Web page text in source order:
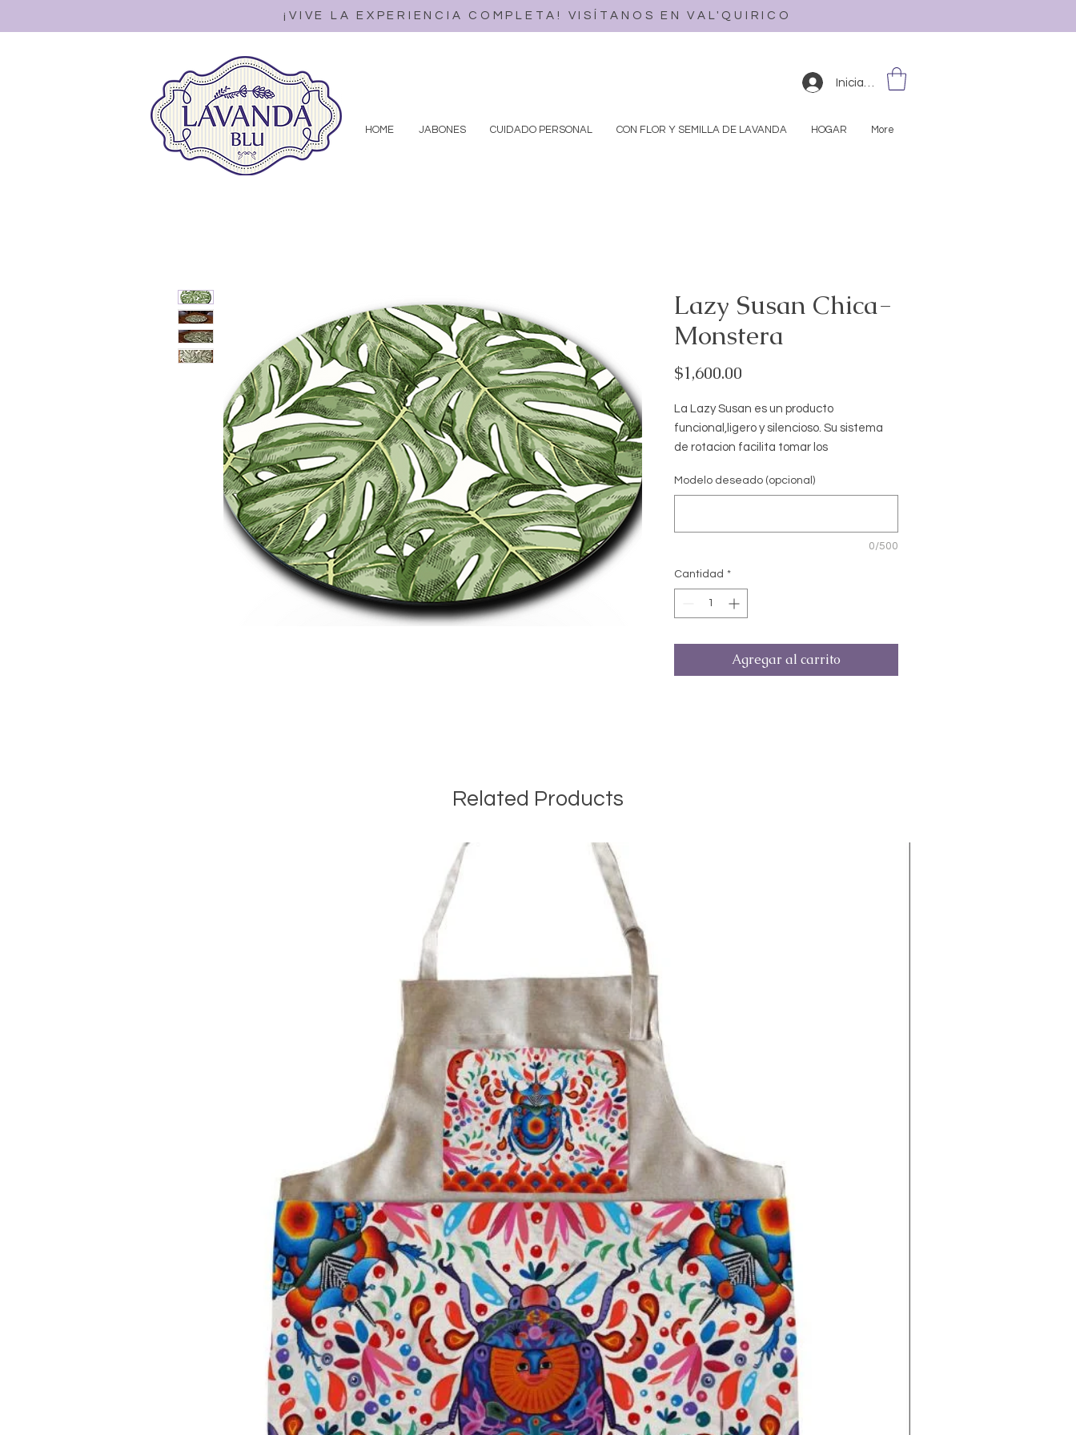
¡VIVE LA EXPERIENCIA COMPLETA! VISÍTANOS EN VAL'QUIRICO
Iniciar sesión
HOME JABONES CUIDADO PERSONAL CON FLOR Y SEMILLA DE LAVANDA HOGAR More
Lazy Susan Chica-
Monstera
$1,600.00
La Lazy Susan es un producto
funcional,ligero y silencioso. Su sistema
de rotacion facilita tomar los
utilizan diariamente en tu mesa
Modelo deseado (opcional)
0/500
Cantidad *
Agregar al carrito
Related Products